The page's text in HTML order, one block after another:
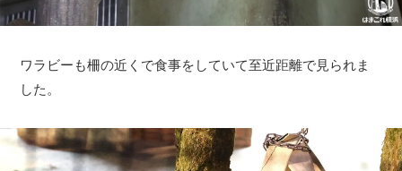
ワラビーも柵の近くで食事をしていて至近距離で見られま
した。